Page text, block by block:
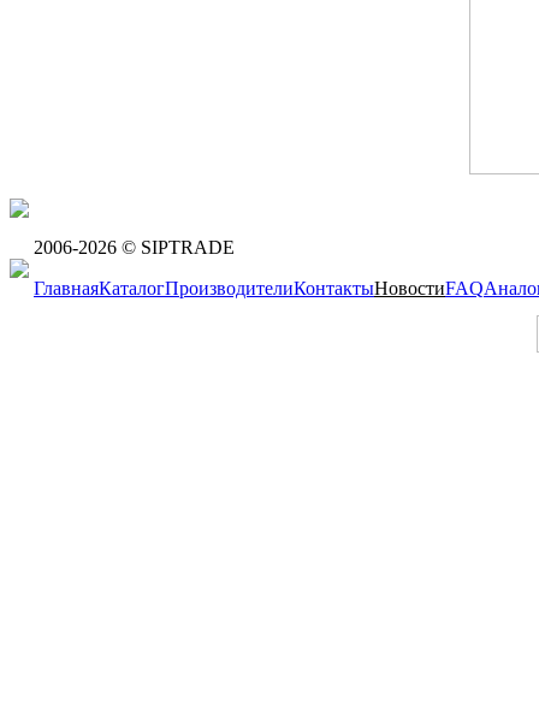
2006-2026 © SIPTRADE
ГлавнаяКаталогПроизводителиКонтактыНовостиFAQ